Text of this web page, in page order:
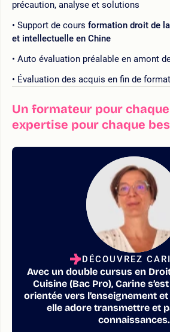
précaution, analyse et solutions
Support de cours formation droit de
et intellectuelle en Chine
Auto évaluation préalable en amont
Évaluation des acquis en fin de
Un formateur pour
expertise pour chaque
DÉCOUVREZ
Avec un double cursus en
Cuisine (Bac Pro), Carine
orientée vers l’enseignement
elle adore transmettre et
connaissances.